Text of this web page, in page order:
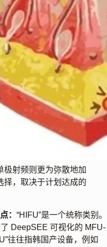
极射频则更为弥散地加
择，取决于计划达成的
： “HIFU”是一个统称类别。
DeepSEE 可视化的 MFU-
往往指韩国产设备，例如